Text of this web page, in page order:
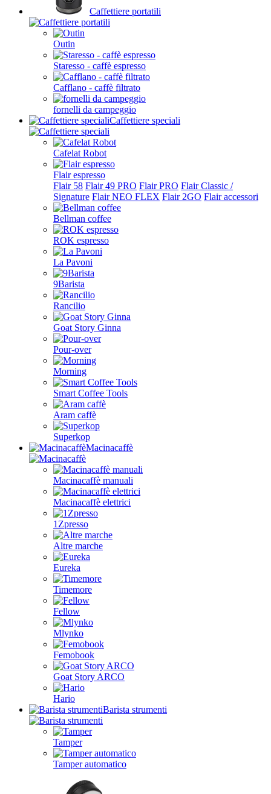
Caffettiere portatili
Outin
Staresso - caffè espresso
Cafflano - caffè filtrato
fornelli da campeggio
Caffettiere speciali
Cafelat Robot
Flair espresso
Flair 58 Flair 49 PRO Flair PRO Flair Classic /
Signature Flair NEO FLEX Flair 2GO Flair accessori
Bellman coffee
ROK espresso
La Pavoni
9Barista
Rancilio
Goat Story Ginna
Pour-over
Morning
Smart Coffee Tools
Aram caffè
Superkop
Macinacaffè
Macinacaffè manuali
Macinacaffè elettrici
1Zpresso
Altre marche
Eureka
Timemore
Fellow
Mlynko
Femobook
Goat Story ARCO
Hario
Barista strumenti
Tamper
Tamper automatico